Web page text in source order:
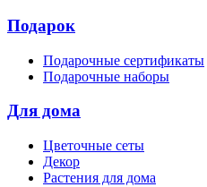
Подарок
Подарочные сертификаты
Подарочные наборы
Для дома
Цветочные сеты
Декор
Растения для дома